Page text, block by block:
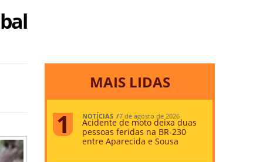
MAIS LIDAS
NOTÍCIAS 7 de agosto de 2026
Acidente de moto deixa duas
pessoas feridas na BR-230
entre Aparecida e Sousa